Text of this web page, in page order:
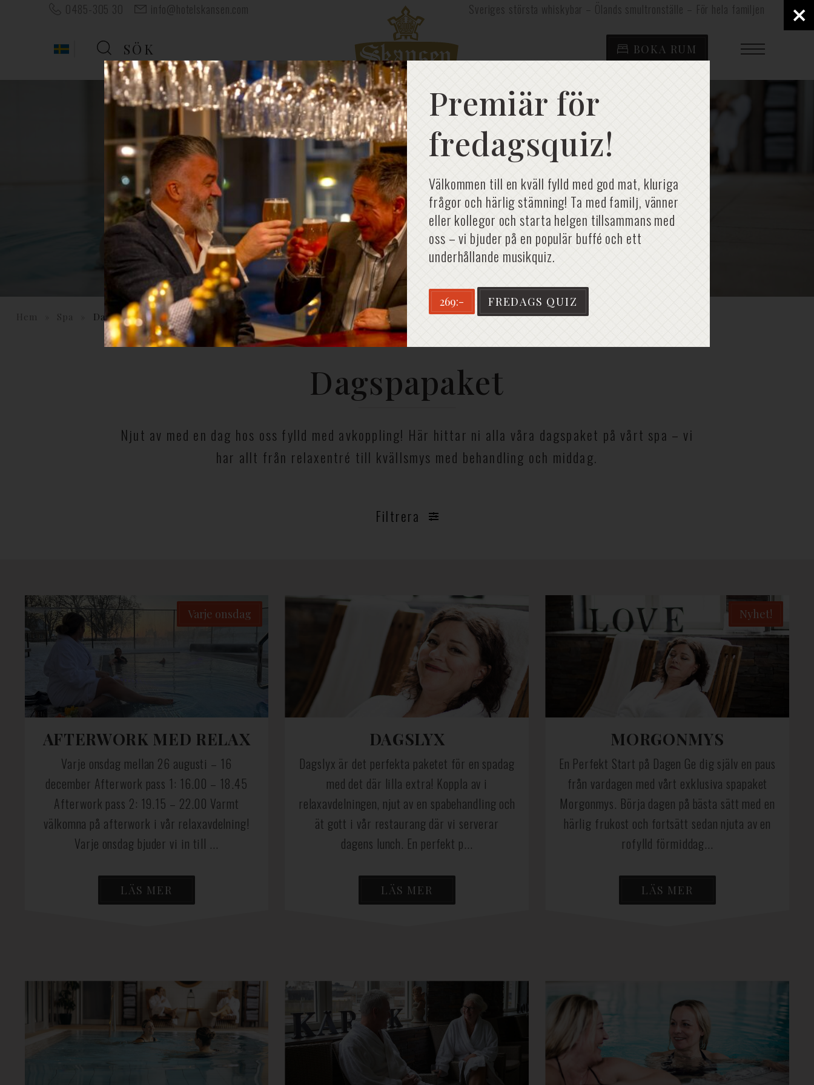
×
Premiär för
fredagsquiz!
Välkommen till en kväll fylld med god mat, kluriga
frågor och härlig stämning! Ta med familj, vänner
eller kollegor och starta helgen tillsammans med
oss – vi bjuder på en populär buffé och ett
underhållande musikquiz.
269:- FREDAGS QUIZ
0485-305 30 info@hotelskansen.com Sveriges största whiskybar – Ölands smultronställe – För hela familjen
BOKA RUM
Dagspapaket
Hem Spa Dagspapaket
Dagspapaket
Njut av med en dag hos oss fylld med avkoppling! Här hittar ni alla våra dagspaket på vårt spa – vi
har allt från relaxentré till kvällsmys med behandling och middag.
Filtrera
Varje onsdag
AFTERWORK MED RELAX
Varje onsdag mellan 26 augusti – 16
december Afterwork pass 1: 16.00 – 18.45
Afterwork pass 2: 19.15 – 22.00 Varmt
välkomna på afterwork i vår relaxavdelning!
Varje onsdag bjuder vi in till ...
LÄS MER
DAGSLYX
Dagslyx är det perfekta paketet för en spadag
med det där lilla extra! Koppla av i
relaxavdelningen, njut av en spabehandling och
ät gott i vår restaurang där vi serverar
dagens lunch. En perfekt p...
LÄS MER
Nyhet!
MORGONMYS
En Perfekt Start på Dagen Ge dig själv en paus
från vardagen med vårt exklusiva spapaket
Morgonmys. Börja dagen på bästa sätt med en
härlig frukost och fortsätt sedan njuta av en
rofylld förmiddag...
LÄS MER